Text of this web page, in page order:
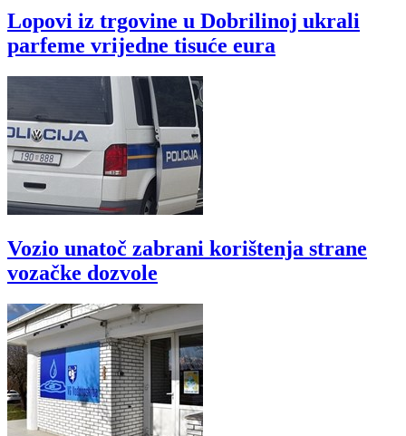
Lopovi iz trgovine u Dobrilinoj ukrali
parfeme vrijedne tisuće eura
Vozio unatoč zabrani korištenja strane
vozačke dozvole